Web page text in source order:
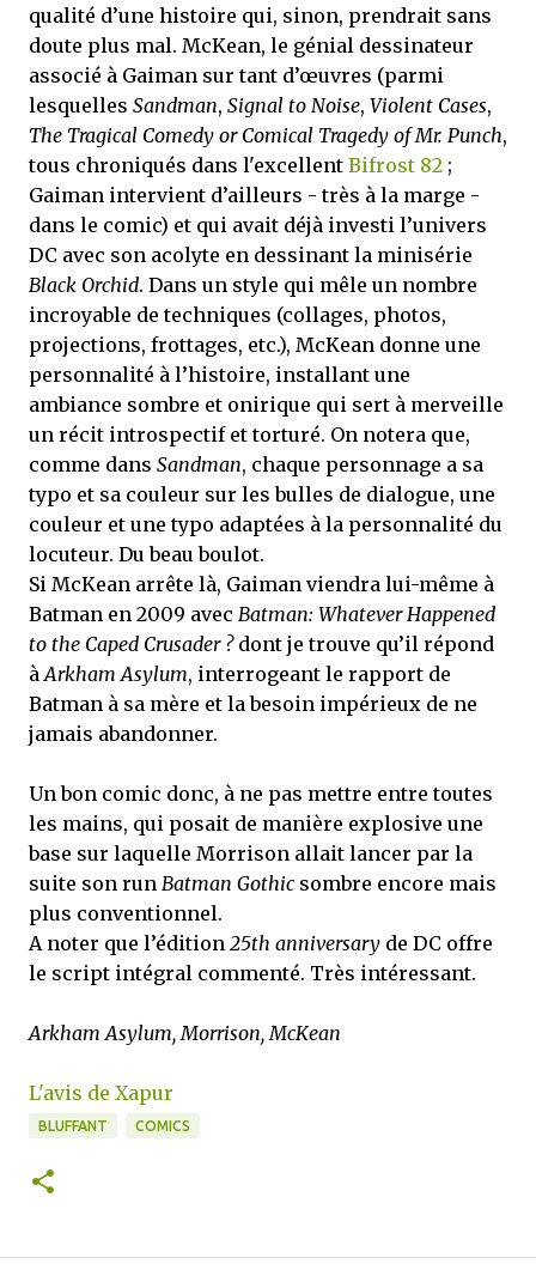
qualité d’une histoire qui, sinon, prendrait sans
doute plus mal. McKean, le génial dessinateur
associé à Gaiman sur tant d’œuvres (parmi
lesquelles Sandman, Signal to Noise, Violent Cases,
The Tragical Comedy or Comical Tragedy of Mr. Punch,
tous chroniqués dans l'excellent Bifrost 82 ;
Gaiman intervient d’ailleurs - très à la marge -
dans le comic) et qui avait déjà investi l’univers
DC avec son acolyte en dessinant la minisérie
Black Orchid. Dans un style qui mêle un nombre
incroyable de techniques (collages, photos,
projections, frottages, etc.), McKean donne une
personnalité à l’histoire, installant une
ambiance sombre et onirique qui sert à merveille
un récit introspectif et torturé. On notera que,
comme dans Sandman, chaque personnage a sa
typo et sa couleur sur les bulles de dialogue, une
couleur et une typo adaptées à la personnalité du
locuteur. Du beau boulot.
Si McKean arrête là, Gaiman viendra lui-même à
Batman en 2009 avec Batman: Whatever Happened
to the Caped Crusader ?dont je trouve qu’il répond
àArkham Asylum, interrogeant le rapport de
Batman à sa mère et la besoin impérieux de ne
jamais abandonner.
Un bon comic donc, à ne pas mettre entre toutes
les mains, qui posait de manière explosive une
base sur laquelle Morrison allait lancer par la
suite son run Batman Gothic sombre encore mais
plus conventionnel.
A noter que l’édition 25th anniversary de DC offre
le script intégral commenté. Très intéressant.
Arkham Asylum, Morrison, McKean
L'avis de Xapur
BLUFFANT COMICS